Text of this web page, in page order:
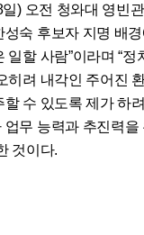
) 오전 청와대 영빈
숙 후보자 지명 배
일할 사람”이라며 “정
히려 내각인 주어진
수 있도록 제가 하
무 능력과 추진력을
것이다.